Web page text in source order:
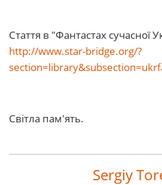
Стаття в "Фантастах сучасної
http://www.star-bridge.org/?
Світла пам'ять.
Sergiy